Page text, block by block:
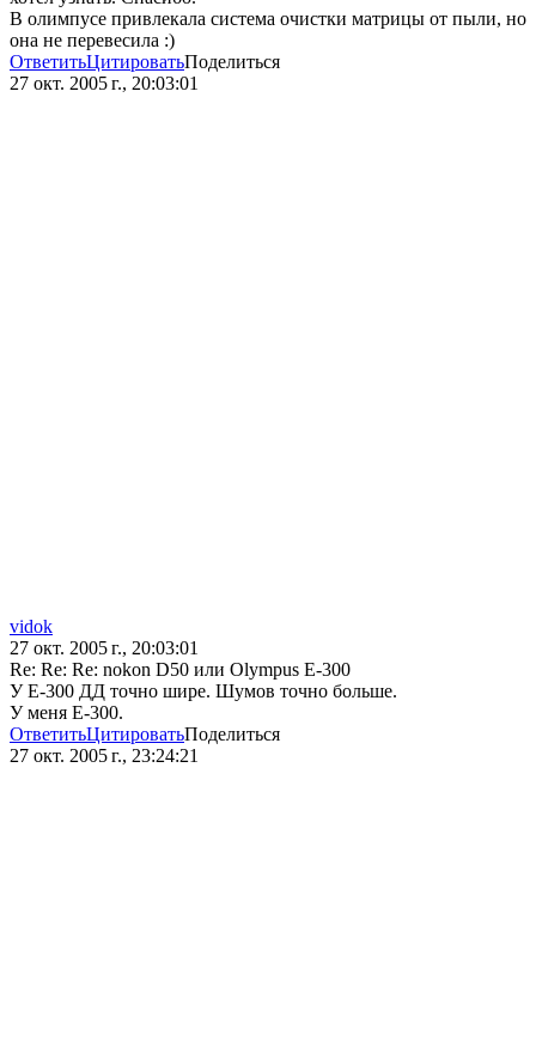
В олимпусе привлекала система очистки матрицы от пыли, но
она не перевесила :)
ОтветитьЦитироватьПоделиться
27 окт. 2005 г., 20:03:01
vidok
27 окт. 2005 г., 20:03:01
Re: Re: Re: nokon D50 или Olympus E-300
У Е-300 ДД точно шире. Шумов точно больше.
У меня Е-300.
ОтветитьЦитироватьПоделиться
27 окт. 2005 г., 23:24:21